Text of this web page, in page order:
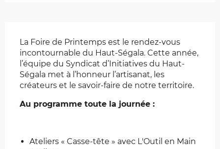
La Foire de Printemps est le rendez-vous
incontournable du Haut-Ségala. Cette année,
l’équipe du Syndicat d’Initiatives du Haut-
Ségala met à l’honneur l’artisanat, les
créateurs et le savoir-faire de notre territoire.
Au programme toute la journée :
Ateliers « Casse-tête » avec L'Outil en Main